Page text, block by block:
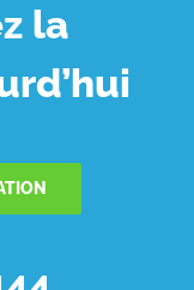
la